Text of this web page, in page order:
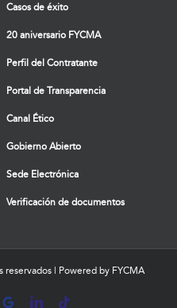
Casos de éxito
20 aniversario FYCMA
Perfil del Contratante
Portal de Transparencia
Canal Ético
Gobierno Abierto
Sede Electrónica
Verificación de documentos
reservados | Powered by FYCMA
MyBusinessLinkedInTiktok